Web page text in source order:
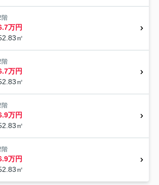
階
万円
㎡
階
万円
㎡
階
万円
㎡
階
万円
㎡